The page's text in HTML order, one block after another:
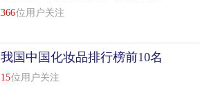
前10名
366位用户关注
我国中国化妆品排行榜前10名
大全
15位用户关注